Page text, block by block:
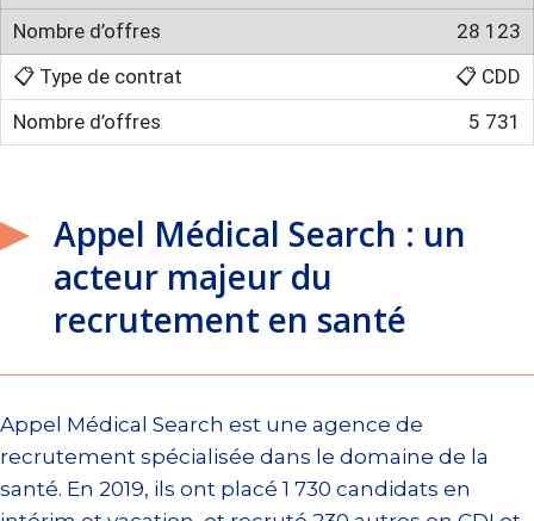
28 123
📋 CDD
5 731
Appel Médical Search : un
acteur majeur du
recrutement en santé
Appel Médical Search est une agence de
recrutement spécialisée dans le domaine de la
santé. En 2019, ils ont placé 1 730 candidats en